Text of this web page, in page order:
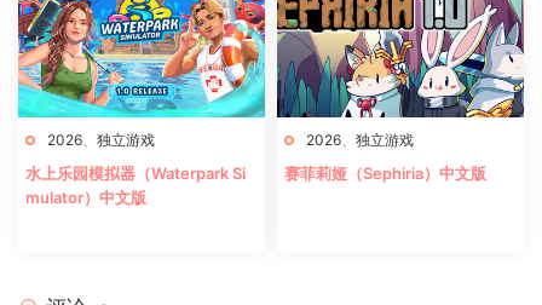
2026 独立游戏
水上乐园模拟器（Waterpark Si
mulator）中文版
2026 独立游戏
赛菲莉娅（Sephiria）中文版